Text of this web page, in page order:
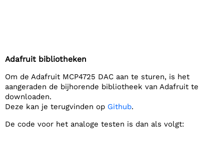
Adafruit bibliotheken
Om de Adafruit MCP4725 DAC aan te sturen, is het
aangeraden de bijhorende bibliotheek van Adafruit te
downloaden.
Deze kan je terugvinden op Github.
De code voor het analoge testen is dan als volgt: